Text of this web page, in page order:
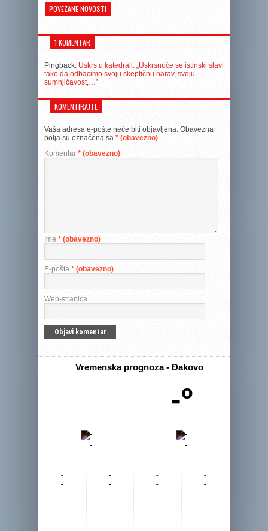
POVEZANE NOVOSTI
1 KOMENTAR
Pingback: Uskrs u katedrali: „Uskrsnuće se istinski slavi
tako da odbacimo svoju skeptičnu narav, svo­ju
sumnjičavost,…”
KOMENTIRAJTE
Vaša adresa e-pošte neće biti objavljena. Obavezna
polja su označena sa * (obavezno)
Komentar * (obavezno)
Ime * (obavezno)
E-pošta * (obavezno)
Web-stranica
Vremenska prognoza - Đakovo
-º
-
-
-
-
-
-
-
-
-
-
-
-
-
-
-
-
-
-
-
-
-
-